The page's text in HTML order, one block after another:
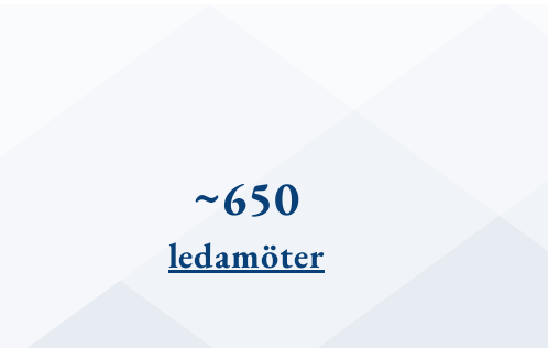
~650
ledamöter